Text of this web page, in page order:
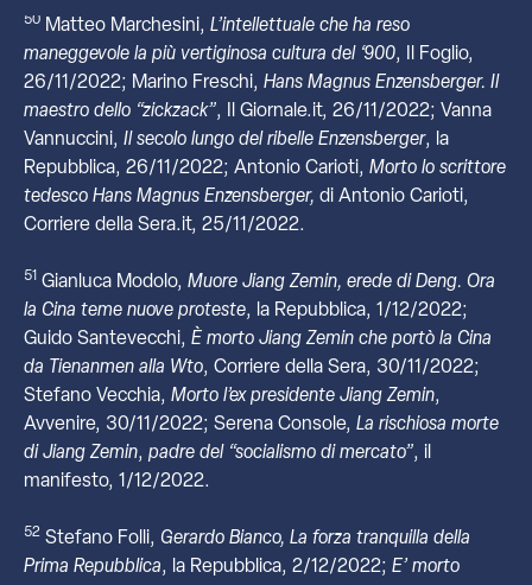
50 Matteo Marchesini, L’intellettuale che ha reso
maneggevole la più vertiginosa cultura del ‘900, Il Foglio,
26/11/2022; Marino Freschi, Hans Magnus Enzensberger. Il
maestro dello “zickzack”, Il Giornale.it, 26/11/2022; Vanna
Vannuccini, Il secolo lungo del ribelle Enzensberger, la
Repubblica, 26/11/2022; Antonio Carioti, Morto lo scrittore
tedesco Hans Magnus Enzensberger, di Antonio Carioti,
Corriere della Sera.it, 25/11/2022.
51 Gianluca Modolo, Muore Jiang Zemin, erede di Deng. Ora
la Cina teme nuove proteste, la Repubblica, 1/12/2022;
Guido Santevecchi, È morto Jiang Zemin che portò la Cina
da Tienanmen alla Wto, Corriere della Sera, 30/11/2022;
Stefano Vecchia, Morto l’ex presidente Jiang Zemin,
Avvenire, 30/11/2022; Serena Console, La rischiosa morte
di Jiang Zemin, padre del “socialismo di mercato”, il
manifesto, 1/12/2022.
52 Stefano Folli, Gerardo Bianco, La forza tranquilla della
Prima Repubblica, la Repubblica, 2/12/2022; E’ morto